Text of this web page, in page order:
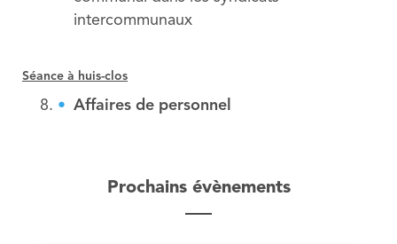
intercommunaux
Séance à huis-clos
Affaires de personnel
Prochains évènements